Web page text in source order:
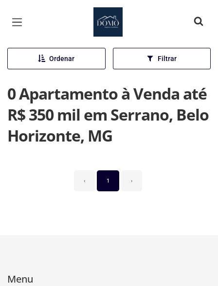
Página inicial
Ordenar Filtrar
0 Apartamento à Venda até
R$ 350 mil em Serrano, Belo
Horizonte, MG
‹ 1 ›
Menu